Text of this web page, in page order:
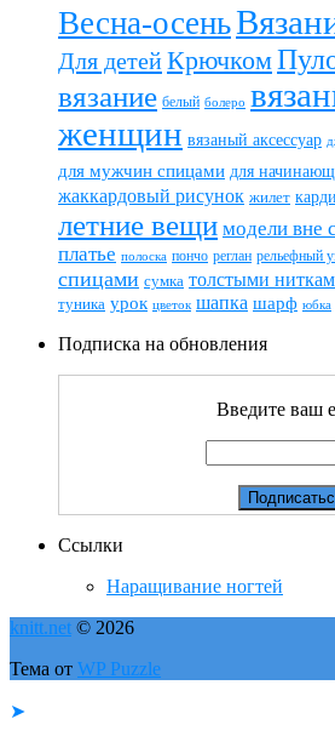
Весна-осень
Для детейКрючком
вязание белый болеро
женщин вязаный аксессуар
для мужчин спицами для
жаккардовый рисунок жилет
летние вещи модели вне
платье полоска пончо реглан рельефный
спицами сумка толстыми
туника урок цветок шапка шарф юбка
Подписка на обновления
Введите ваш
Ссылки
Наращивание ногтей
knitt.net © 2026
Тема от WP Puzzle
➤